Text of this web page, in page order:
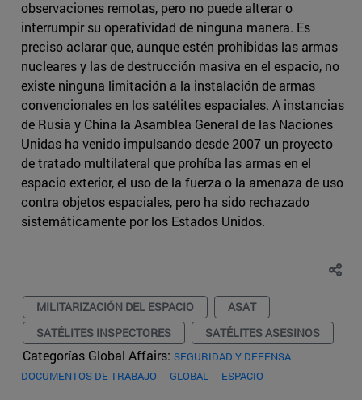
observaciones remotas, pero no puede alterar o
interrumpir su operatividad de ninguna manera. Es
preciso aclarar que, aunque estén prohibidas las armas
nucleares y las de destrucción masiva en el espacio, no
existe ninguna limitación a la instalación de armas
convencionales en los satélites espaciales. A instancias
de Rusia y China la Asamblea General de las Naciones
Unidas ha venido impulsando desde 2007 un proyecto
de tratado multilateral que prohíba las armas en el
espacio exterior, el uso de la fuerza o la amenaza de uso
contra objetos espaciales, pero ha sido rechazado
sistemáticamente por los Estados Unidos.
MILITARIZACIÓN DEL ESPACIO
ASAT
SATÉLITES INSPECTORES
SATÉLITES ASESINOS
Categorías Global Affairs: SEGURIDAD Y DEFENSA
DOCUMENTOS DE TRABAJO
GLOBAL ESPACIO